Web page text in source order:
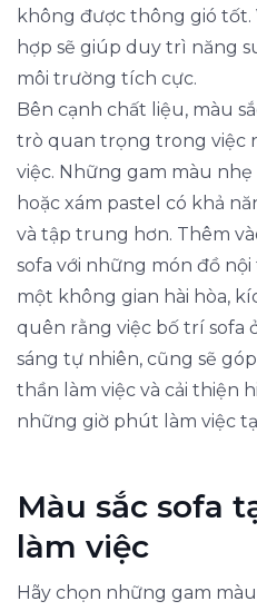
không được thông gió
hợp sẽ giúp duy trì năng
môi trường tích cực.
Bên cạnh chất liệu, màu
trò quan trọng trong việc
việc. Những gam màu
hoặc xám pastel có khả
và tập trung hơn. Thêm
sofa với những món đồ
một không gian hài hòa,
quên rằng việc bố trí sofa
sáng tự nhiên, cũng sẽ
thần làm việc và cải thiện
những giờ phút làm việc
Màu sắc sofa
làm việc
Hãy chọn những gam